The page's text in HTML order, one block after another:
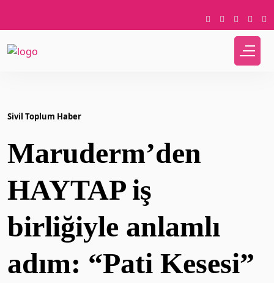
Sivil Toplum Haber
Maruderm’den
HAYTAP iş
birliğiyle anlamlı
adım: “Pati Kesesi”